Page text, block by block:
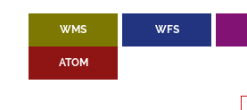
WMS WFS
ATOM